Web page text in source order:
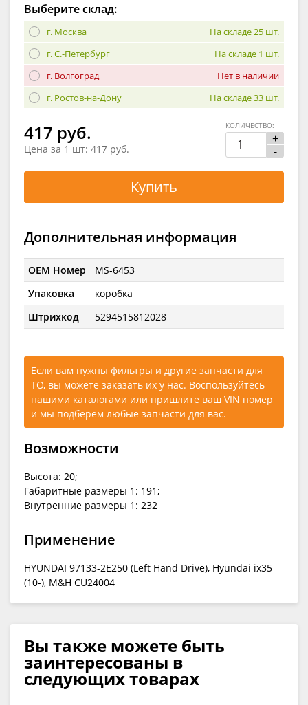
Выберите склад:
г. Москва
На складе 25 шт.
г. С.-Петербург
На складе 1 шт.
г. Волгоград
Нет в наличии
г. Ростов-на-Дону
На складе 33 шт.
417 руб.
Цена за 1 шт: 417 руб.
+
-
КОЛИЧЕСТВО:
Купить
Дополнительная информация
OEM Номер
MS-6453
Упаковка
коробка
Штрихкод
5294515812028
Если вам нужны фильтры и другие запчасти для
ТО, вы можете заказать их у нас. Воспользуйтесь
нашими каталогами или пришлите ваш VIN номер
и мы подберем любые запчасти для вас.
Возможности
Высота: 20;
Габаритные размеры 1: 191;
Внутренние размеры 1: 232
Применение
HYUNDAI 97133-2E250 (Left Hand Drive), Hyundai ix35
(10-), M&H CU24004
Вы также можете быть
заинтересованы в
следующих товарах